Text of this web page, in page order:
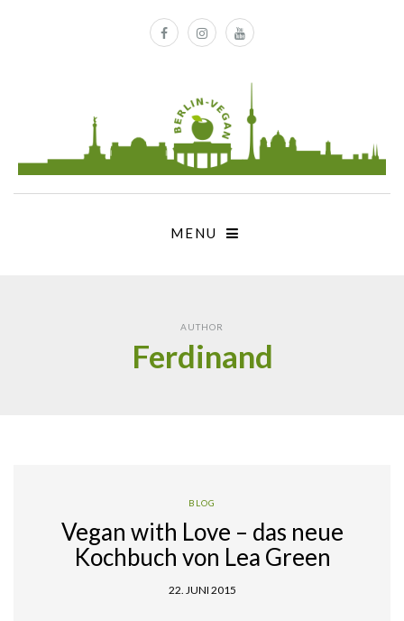
MENU
AUTHOR
Ferdinand
BLOG
Vegan with Love – das neue
Kochbuch von Lea Green
22. JUNI 2015